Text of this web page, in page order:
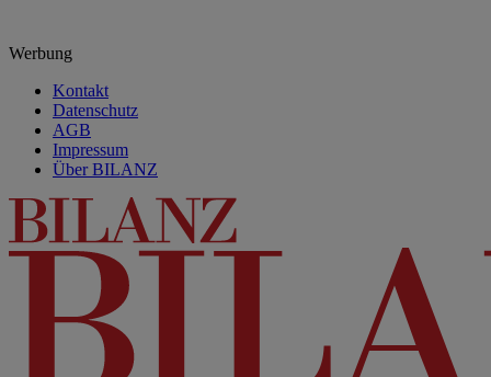
Werbung
Kontakt
Datenschutz
AGB
Impressum
Über BILANZ